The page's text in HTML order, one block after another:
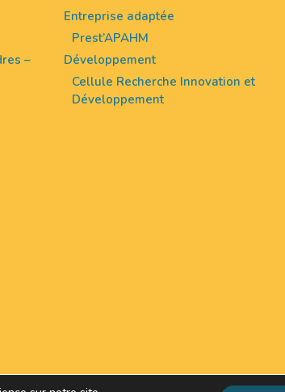
–
Entreprise adaptée
Prest’APAHM
Développement
Cellule Recherche Innovation et
Développement